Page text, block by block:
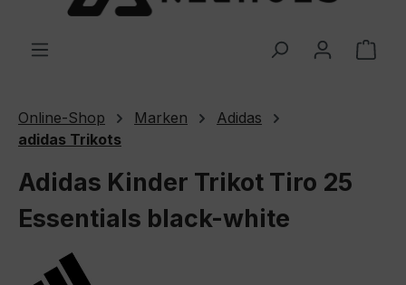
Online-Shop Marken
Adidas
adidas Trikots
Adidas Kinder Trikot Tiro 25
Essentials black-white